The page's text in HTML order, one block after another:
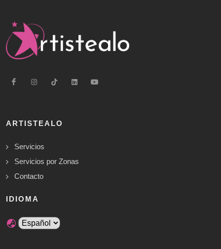
ARTISTEALO
Servicios
Servicios por Zonas
Contacto
IDIOMA